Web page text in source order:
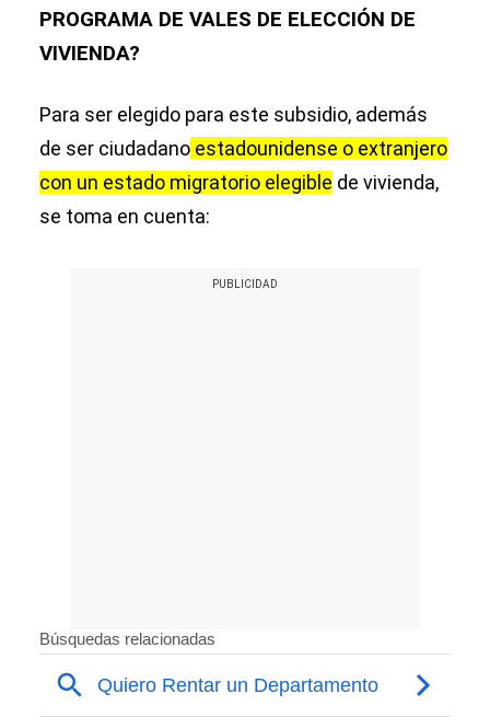
PROGRAMA DE VALES DE ELECCIÓN DE
VIVIENDA?
Para ser elegido para este subsidio, además
de ser ciudadano estadounidense o extranjero
con un estado migratorio elegible de vivienda,
se toma en cuenta: